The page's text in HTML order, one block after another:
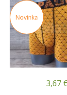
Novinka
3,67 €